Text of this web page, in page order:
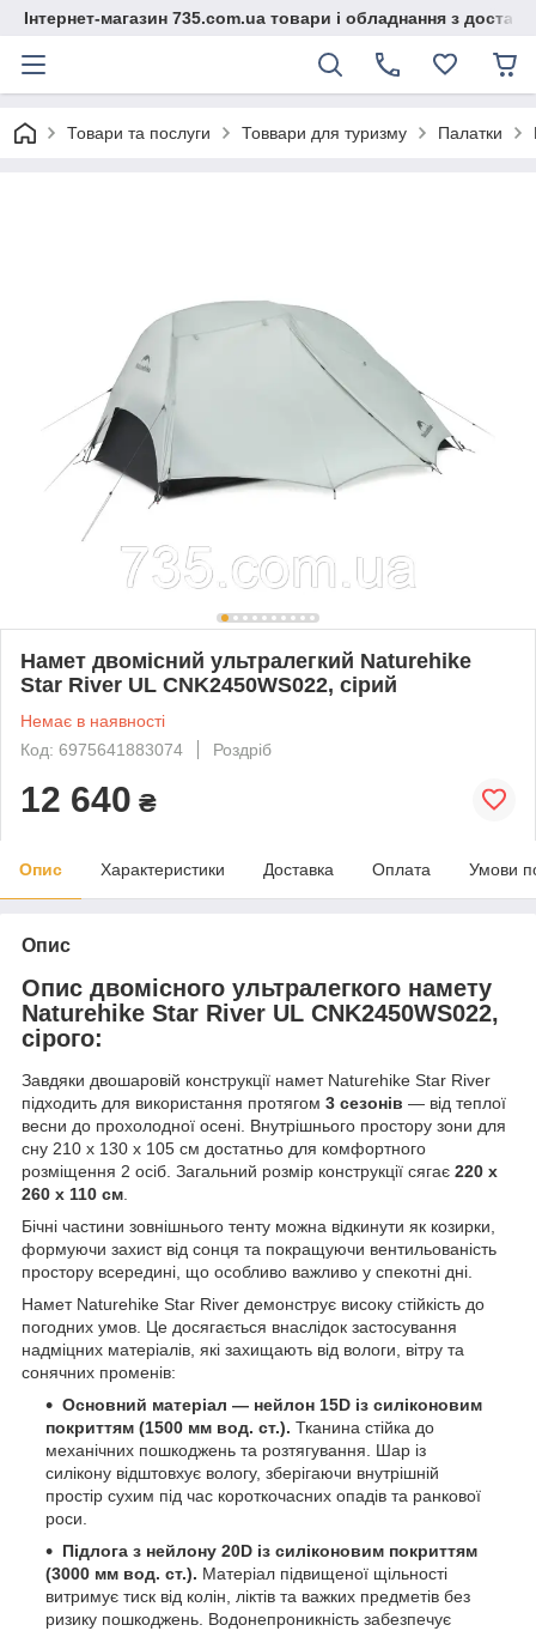
Інтернет-магазин 735.com.ua товари і обладнання з
Товари та послуги Товвари для туризму Палатки
Намет двомісний ультралегкий Naturehike
Star River UL CNK2450WS022, сірий
Немає в наявності
Код: 6975641883074
Роздріб
12 640 ₴
Опис Характеристики Доставка Оплата Умови
Опис
Опис двомісного ультралегкого намету
Naturehike Star River UL CNK2450WS022,
сірого:
Завдяки двошаровій конструкції намет Naturehike Star River
підходить для використання протягом 3 сезонів — від теплої
весни до прохолодної осені. Внутрішнього простору зони для
сну 210 х 130 х 105 см достатньо для комфортного
розміщення 2 осіб. Загальний розмір конструкції сягає 220 х
260 х 110 см.
Бічні частини зовнішнього тенту можна відкинути як козирки,
формуючи захист від сонця та покращуючи вентильованість
простору всередині, що особливо важливо у спекотні дні.
Намет Naturehike Star River демонструє високу стійкість до
погодних умов. Це досягається внаслідок застосування
надміцних матеріалів, які захищають від вологи, вітру та
сонячних променів:
Основний матеріал — нейлон 15D із силіконовим
покриттям (1500 мм вод. ст.). Тканина стійка до
механічних пошкоджень та розтягування. Шар із
силікону відштовхує вологу, зберігаючи внутрішній
простір сухим під час короткочасних опадів та ранкової
роси.
Підлога з нейлону 20D із силіконовим покриттям
(3000 мм вод. ст.). Матеріал підвищеної щільності
витримує тиск від колін, ліктів та важких предметів без
ризику пошкоджень. Водонепроникність забезпечує